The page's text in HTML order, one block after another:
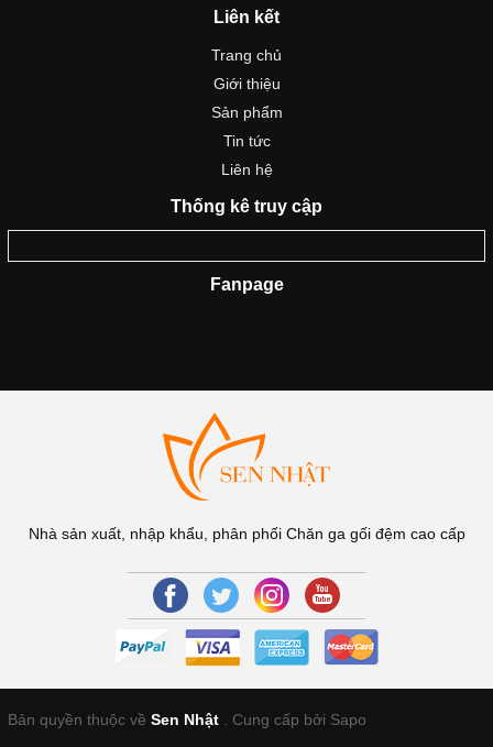
Liên kết
Trang chủ
Giới thiệu
Sản phẩm
Tin tức
Liên hệ
Thống kê truy cập
Fanpage
Nhà sản xuất, nhập khẩu, phân phối Chăn ga gối đệm cao cấp
Bản quyền thuộc về Sen Nhật Cung cấp bởi Sapo